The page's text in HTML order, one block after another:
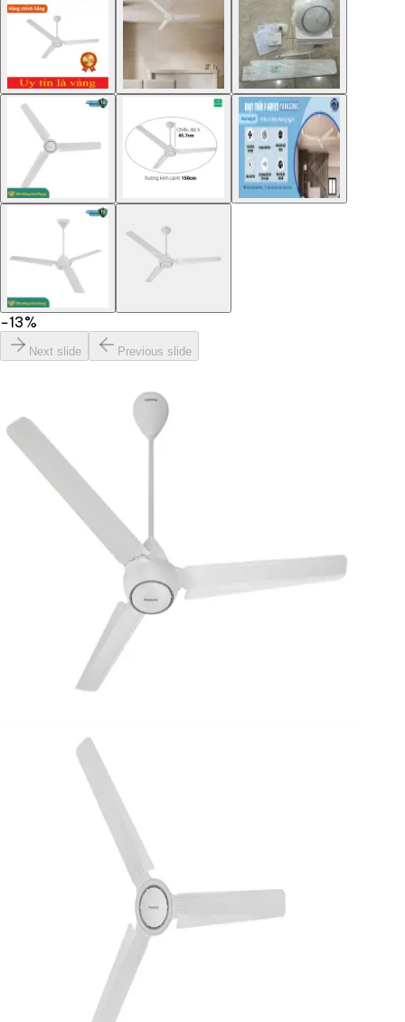
−13%
Next slide Previous slide